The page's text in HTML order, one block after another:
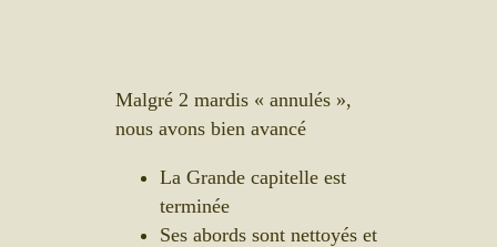
Malgré 2 mardis « annulés »,
nous avons bien avancé
La Grande capitelle est
terminée
Ses abords sont nettoyés et